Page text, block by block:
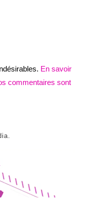
En savoir
commentaires sont